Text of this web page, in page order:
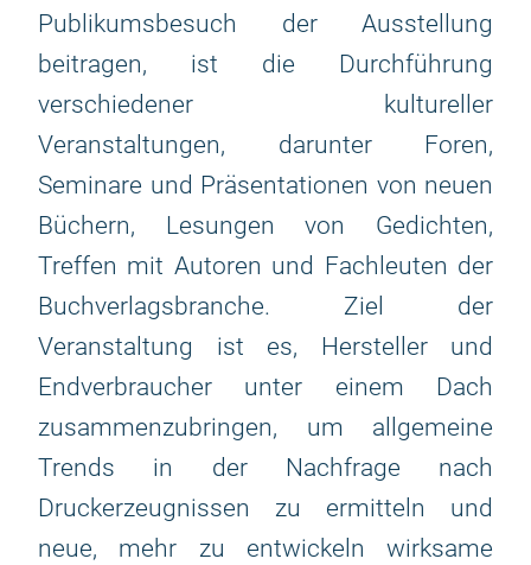
Publikumsbesuch der Ausstellung
beitragen, ist die Durchführung
verschiedener kultureller
Veranstaltungen, darunter Foren,
Seminare und Präsentationen von neuen
Büchern, Lesungen von Gedichten,
Treffen mit Autoren und Fachleuten der
Buchverlagsbranche. Ziel der
Veranstaltung ist es, Hersteller und
Endverbraucher unter einem Dach
zusammenzubringen, um allgemeine
Trends in der Nachfrage nach
Druckerzeugnissen zu ermitteln und
neue, mehr zu entwickeln wirksame